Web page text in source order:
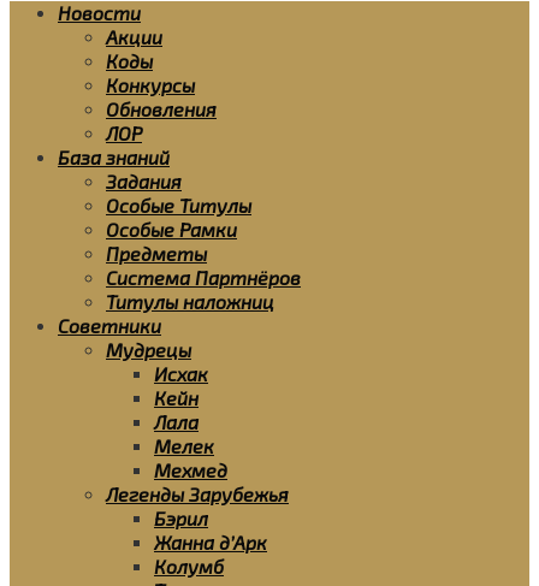
Новости
Акции
Коды
Конкурсы
Обновления
ЛОР
База знаний
Задания
Особые Титулы
Особые Рамки
Предметы
Система Партнёров
Титулы наложниц
Советники
Мудрецы
Исхак
Кейн
Лала
Мелек
Мехмед
Легенды Зарубежья
Бэрил
Жанна д’Арк
Колумб